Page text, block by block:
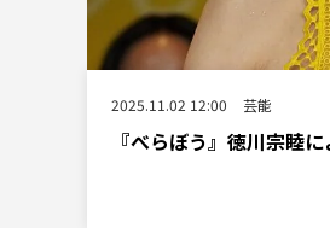
2025.11.02 12:00 芸能
『べらぼう』徳川宗睦